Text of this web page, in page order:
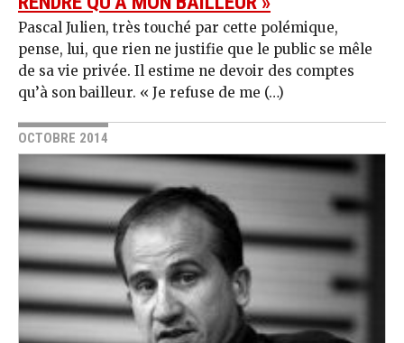
Pascal Julien, très touché par cette polémique,
pense, lui, que rien ne justifie que le public se mêle
de sa vie privée. Il estime ne devoir des comptes
qu’à son bailleur. « Je refuse de me (…)
OCTOBRE 2014